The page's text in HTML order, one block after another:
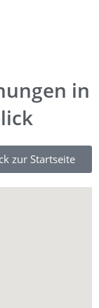
in
zur Startseite